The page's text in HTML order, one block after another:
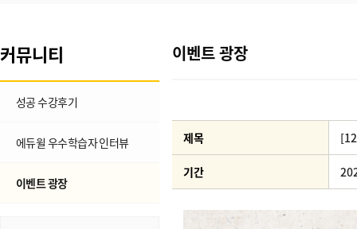
커뮤니티
성공 수강후기
에듀윌 우수학습자 인터뷰
이벤트 광장
이벤트 광장
제목
기간